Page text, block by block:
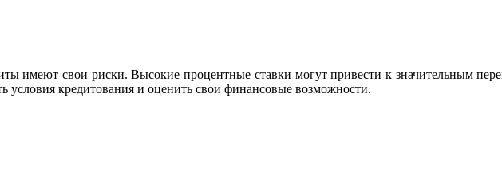
имеют свои риски. Высокие процентные ставки могут привести к значительным
условия кредитования и оценить свои финансовые возможности.